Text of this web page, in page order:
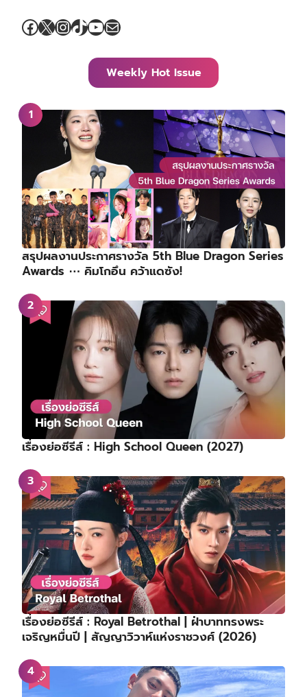
Facebook
X Instagram
TikTok
YouTube
Mail
Weekly Hot Issue
สรุปผลงานประกาศรางวัล 5th Blue Dragon Series
Awards ⋯ คิมโกอึน คว้าแดซัง!
เรื่องย่อซีรีส์ : High School Queen (2027)
เรื่องย่อซีรีส์ : Royal Betrothal | ฝ่าบาททรงพระ
เจริญหมื่นปี | สัญญาวิวาห์แห่งราชวงศ์ (2026)